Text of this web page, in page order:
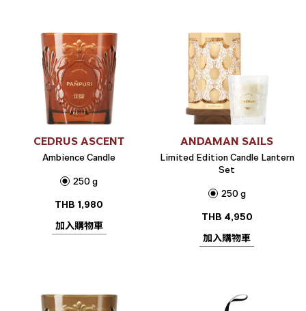
CEDRUS ASCENT
Ambience Candle
250 g
THB 1,980
加入購物車
ANDAMAN SAILS
Limited Edition Candle Lantern
Set
250 g
THB 4,950
加入購物車